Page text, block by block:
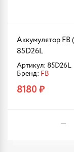
Аккумулятор
85D26L
Артикул: 85D26L
Бренд: FB
8180 ₽